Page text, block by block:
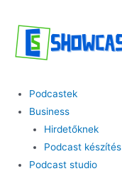
content
Podcastek
Business
Hirdetőknek
Podcast készítés
Podcast studio